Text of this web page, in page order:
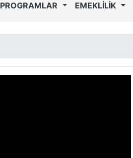
PROGRAMLAR EMEKLİLİK